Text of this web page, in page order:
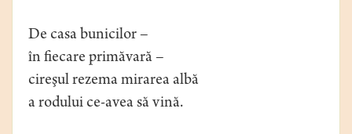
De casa bunicilor –
în fiecare primăvară –
cireşul rezema mirarea albă
a rodului ce-avea să vină.